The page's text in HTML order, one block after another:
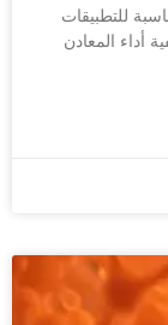
للتطبيقات
أداء المعادن